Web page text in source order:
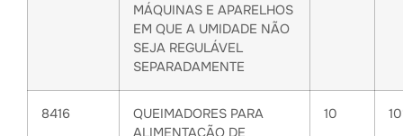
MÁQUINAS E APARELHOS
EM QUE A UMIDADE NÃO
SEJA REGULÁVEL
SEPARADAMENTE
8416
QUEIMADORES PARA
ALIMENTAÇÃO DE
10